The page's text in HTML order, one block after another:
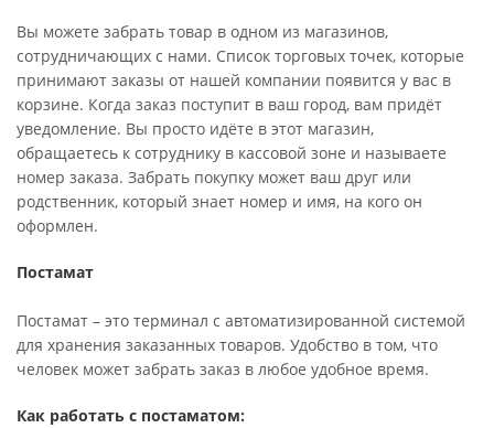
Вы можете забрать товар в одном из магазинов,
сотрудничающих с нами. Список торговых точек, которые
принимают заказы от нашей компании появится у вас в
корзине. Когда заказ поступит в ваш город, вам придёт
уведомление. Вы просто идёте в этот магазин,
обращаетесь к сотруднику в кассовой зоне и называете
номер заказа. Забрать покупку может ваш друг или
родственник, который знает номер и имя, на кого он
оформлен.
Постамат
Постамат – это терминал с автоматизированной системой
для хранения заказанных товаров. Удобство в том, что
человек может забрать заказ в любое удобное время.
Как работать с постаматом: